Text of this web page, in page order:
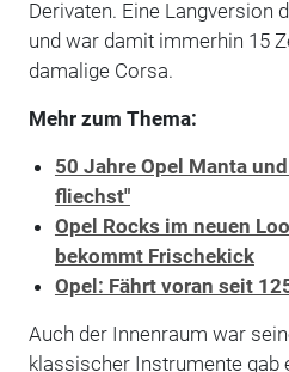
Derivaten. Eine Langversion
und war damit immerhin 15
damalige Corsa.
Mehr zum Thema:
50 Jahre Opel Manta
fliechst"
Opel Rocks im neuen
bekommt Frischekick
Opel: Fährt voran seit
Auch der Innenraum war
klassischer Instrumente gab